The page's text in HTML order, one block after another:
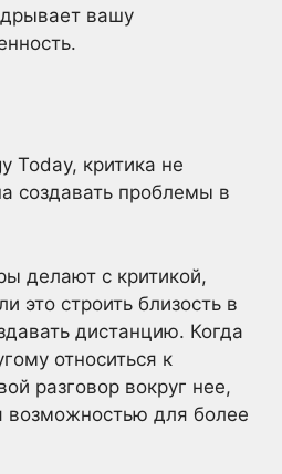
вашу
Today, критика не
создавать проблемы в
делают с критикой,
это строить близость в
дистанцию. Когда
относиться к
разговор вокруг нее,
возможностью для более